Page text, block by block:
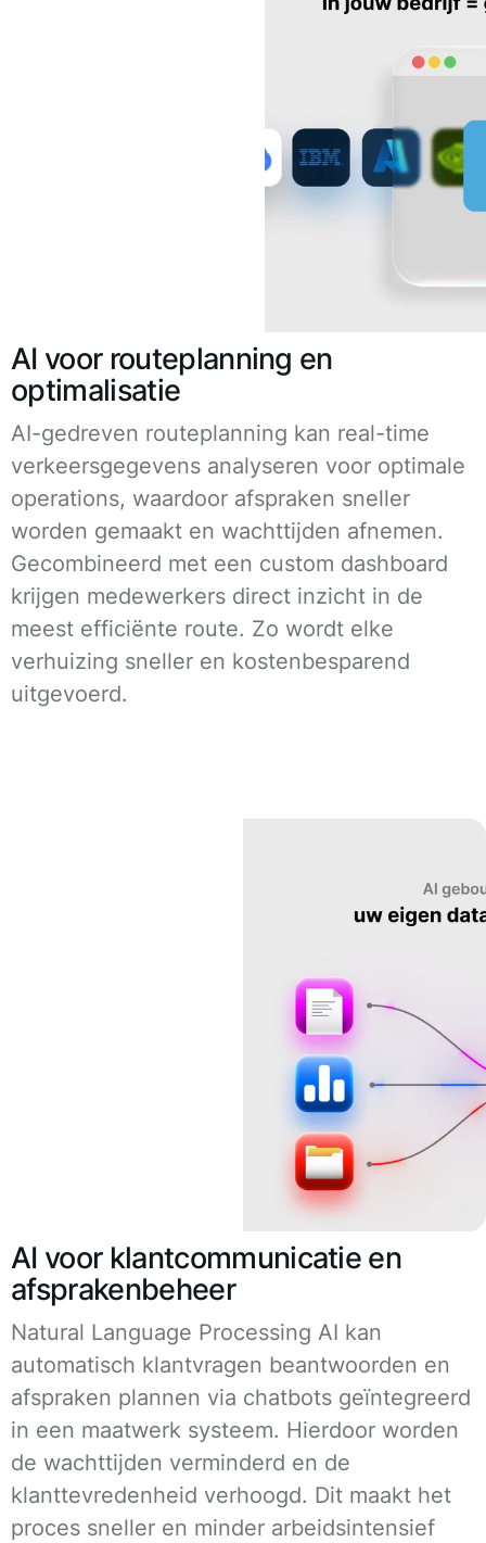
AI voor routeplanning en
optimalisatie
AI-gedreven routeplanning kan real-time
verkeersgegevens analyseren voor optimale
operations, waardoor afspraken sneller
worden gemaakt en wachttijden afnemen.
Gecombineerd met een custom dashboard
krijgen medewerkers direct inzicht in de
meest efficiënte route. Zo wordt elke
verhuizing sneller en kostenbesparend
uitgevoerd.
AI voor klantcommunicatie en
afsprakenbeheer
Natural Language Processing AI kan
automatisch klantvragen beantwoorden en
afspraken plannen via chatbots geïntegreerd
in een maatwerk systeem. Hierdoor worden
de wachttijden verminderd en de
klanttevredenheid verhoogd. Dit maakt het
proces sneller en minder arbeidsintensief